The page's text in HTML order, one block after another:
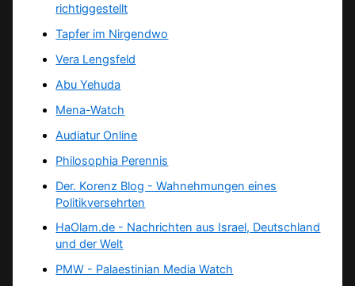
richtiggestellt
Tapfer im Nirgendwo
Vera Lengsfeld
Abu Yehuda
Mena-Watch
Audiatur Online
Philosophia Perennis
Der. Korenz Blog - Wahnehmungen eines
Politikversehrten
HaOlam.de - Nachrichten aus Israel, Deutschland
und der Welt
PMW - Palaestinian Media Watch